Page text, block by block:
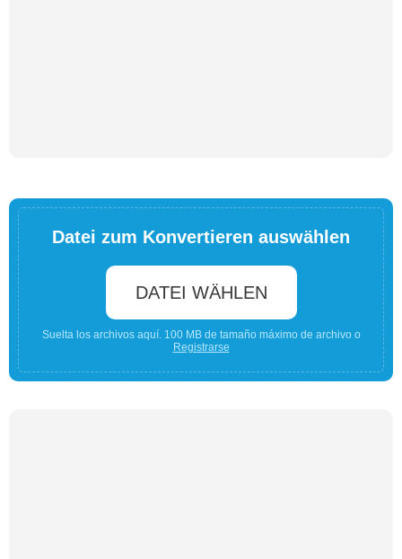
Datei zum Konvertieren auswählen
DATEI WÄHLEN
Suelta los archivos aquí. 100 MB de tamaño máximo de archivo o
Registrarse